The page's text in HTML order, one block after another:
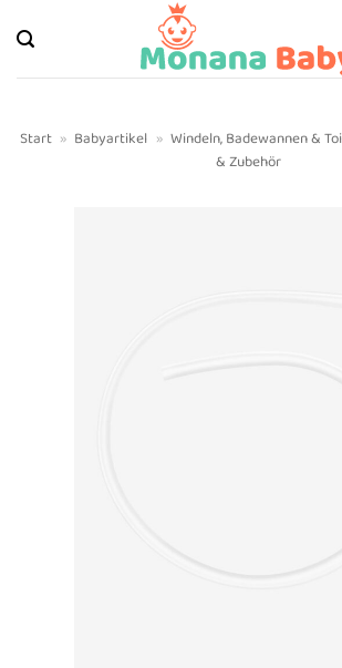
Inhalt
springen
Start » Babyartikel » Windeln, Badewannen &
& Zubehör